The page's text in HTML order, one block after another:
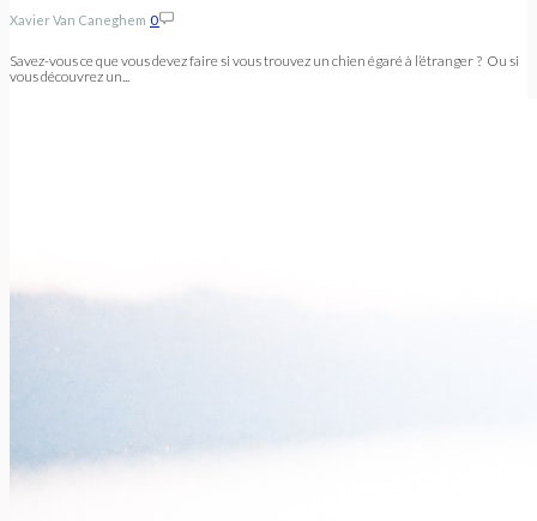
Xavier Van Caneghem 0
Savez-vous ce que vous devez faire si vous trouvez un chien égaré à l’étranger ? Ou si
vous découvrez un...